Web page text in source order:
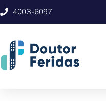
4003-6097